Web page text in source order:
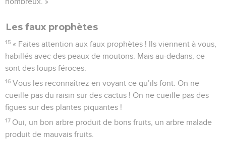
Les faux prophètes
15 « Faites attention aux faux prophètes ! Ils viennent à vous,
habillés avec des peaux de moutons. Mais au-dedans, ce
sont des loups féroces.
16 Vous les reconnaîtrez en voyant ce qu’ils font. On ne
cueille pas du raisin sur des cactus ! On ne cueille pas des
figues sur des plantes piquantes !
17 Oui, un bon arbre produit de bons fruits, un arbre malade
produit de mauvais fruits.